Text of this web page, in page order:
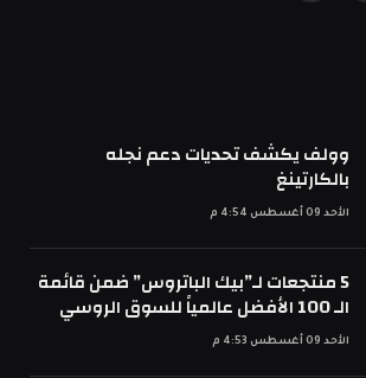
وولف يكشف تحديات دعم نجله
بالكارتينغ
الأحد 09 أغسطس 4:54 م
5 منتجعات لـ”بيك الباتروس” ضمن قائمة
الـ 100 الأفضل عالمياً للسوق الروسي
الأحد 09 أغسطس 4:53 م